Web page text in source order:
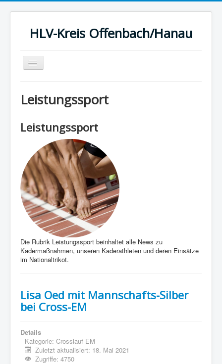
HLV-Kreis Offenbach/Hanau
Toggle
Navigation
News
Kreis
Ergebnisse
Berichte
Statistik
Sport
Interaktiv
Leistungssport
Leistungssport
Die Rubrik Leistungssport beinhaltet alle News zu
Kadermaßnahmen, unseren Kaderathleten und deren Einsätze
im Nationaltrikot.
Lisa Oed mit Mannschafts-Silber
bei Cross-EM
Details
Kategorie: Crosslauf-EM
Zuletzt aktualisiert: 18. Mai 2021
Zugriffe: 4750